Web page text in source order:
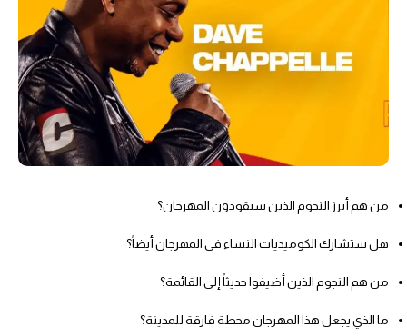
من هم أبرز النجوم الذين سيقودون المهرجان؟
هل ستشارك الكوميديات النساء في المهرجان أيضاً؟
من هم النجوم الذين أضيفوا حديثاً إلى القائمة؟
ما الذي يجعل هذا المهرجان محطة فارقة للمدينة؟